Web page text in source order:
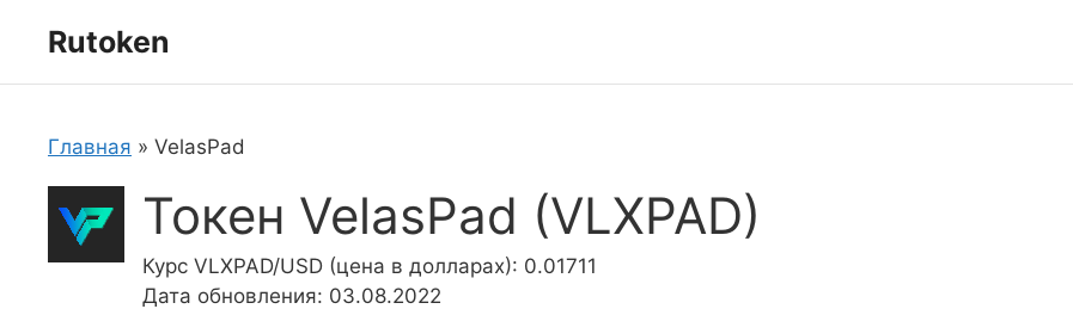
Rutoken
Главная » VelasPad
Токен VelasPad (VLXPAD)
Курс VLXPAD/USD (цена в долларах): 0.01711
Дата обновления: 03.08.2022